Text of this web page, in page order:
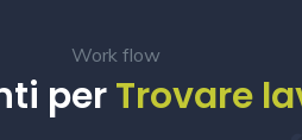
Work flow
perTrovare